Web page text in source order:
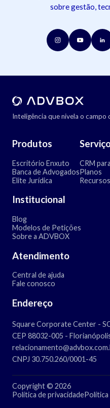
sobre gestão,
Inteligência que nivela o campo
Produtos
Escritório Enxuto
Banca de Advogados
Elite Jurídica
CRM
Planos
Recursos
Institucional
Blog
Modelos de Petições
Sobre a ADVBOX
Atendimento
Central de ajuda
Fale conosco
Endereço
Square Corporate Center -
CEP 88032-005 -
CNPJ 30.750.260/0001-45
Copyright © 2026
Política de privacidade